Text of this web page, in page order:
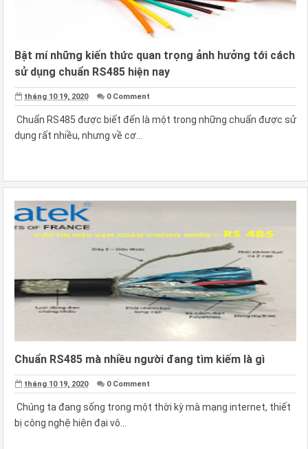
Bật mí những kiến thức quan trọng ảnh hưởng tới cách
sử dụng chuẩn RS485 hiện nay
tháng 10 19, 2020 0 Comment
Chuẩn RS485 được biết đến là một trong những chuẩn được sử
dụng rất nhiều, nhưng về cơ...
Chuẩn RS485 mà nhiều người đang tìm kiếm là gì
tháng 10 19, 2020 0 Comment
Chúng ta đang sống trong một thời kỳ mà mạng internet, thiết
bị công nghệ hiện đại vô...